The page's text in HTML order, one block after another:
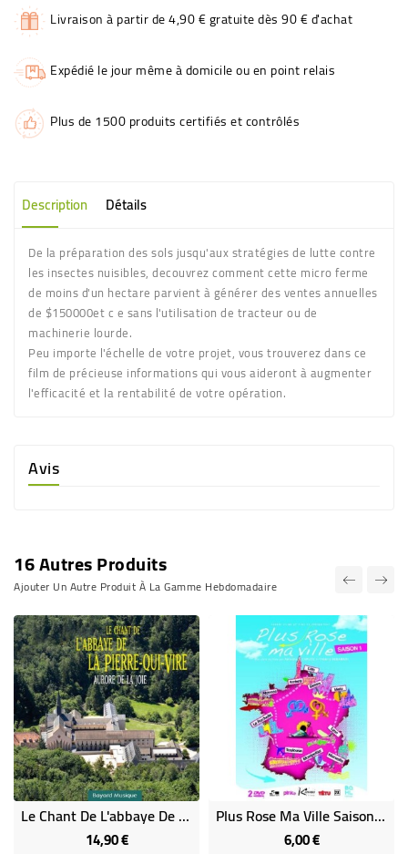
Livraison à partir de 4,90 € gratuite dès 90 € d'achat
Expédié le jour même à domicile ou en point relais
Plus de 1500 produits certifiés et contrôlés
Description Détails
De la préparation des sols jusqu'aux stratégies de lutte contre
les insectes nuisibles, decouvrez comment cette micro ferme
de moins d'un hectare parvient à générer des ventes annuelles
de $150000et c e sans l'utilisation de tracteur ou de
machinerie lourde.
Peu importe l'échelle de votre projet, vous trouverez dans ce
film de précieuse informations qui vous aideront à augmenter
l'efficacité et la rentabilité de votre opération.
Avis
16 Autres Produits
Ajouter Un Autre Produit À La Gamme Hebdomadaire
Le Chant De L'abbaye De La Pierre-Qui-Vire - Aurore De La Joie
14,90 €Prix
Plus Rose Ma Ville Saison 1 (DVD Occasion)
6,00 €Prix